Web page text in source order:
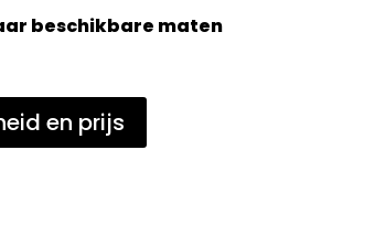
beschikbare maten
en prijs